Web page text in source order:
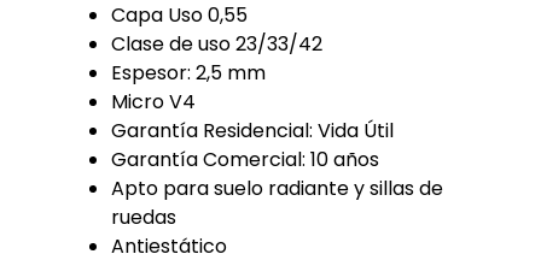
Capa Uso 0,55
Clase de uso 23/33/42
Espesor: 2,5 mm
Micro V4
Garantía Residencial: Vida Útil
Garantía Comercial: 10 años
Apto para suelo radiante y sillas de
ruedas
Antiestático